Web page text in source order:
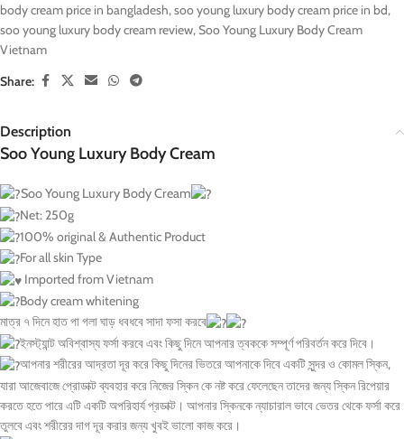
body cream price in bangladesh,soo young luxury body cream price in bd,
soo young luxury body cream review,Soo Young Luxury Body Cream
Vietnam
Share:
Description
Soo Young Luxury Body Cream
Soo Young Luxury Body Cream
Net: 250g
100% original & Authentic Product
For all skin Type
Imported from Vietnam
Body cream whitening
মাত্র ৭ দিনে হাত পা গলা ঘাড় ধবধবে সাদা ফসা করবে
ইনস্ট্যান্ট অবিশ্বাস্য ফর্সা করবে এবং কিছু দিনে আপনার ত্বককে সম্পূর্ণ পরিবর্তন করে দিবে।
আপনার শরীরের আদ্রতা দূর করে কিছু দিনের ভিতরে আপনাকে দিবে একটি সুন্দর ও কোমল স্কিন,
যারা আজেবাজে প্রোডাক্ট ব্যবহার করে নিজের স্কিন কে নষ্ট করে ফেলেছেন তাদের জন্য স্কিন রিপেয়ার
করতে হতে পারে এটি একটি অপরিহার্য প্রডাক্ট। আপনার স্কিনকে ন্যাচারাল ভাবে ভেতর থেকে ফর্সা করে
তুলবে এবং শরীরের দাগ দূর করার জন্য খুবই ভালো কাজ করে।